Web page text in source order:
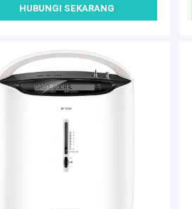
HUBUNGI SEKARANG